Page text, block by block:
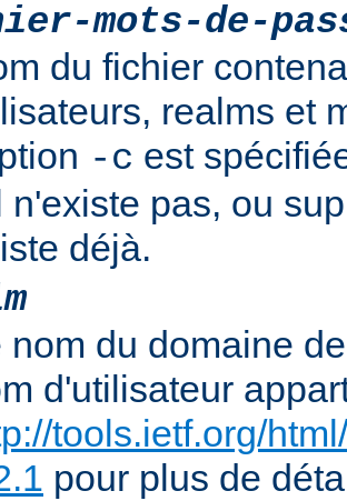
mots-de-
du fichier
realms et
-c est
n'existe pas, ou
déjà.
nom du domaine
d'utilisateur
tools.ietf.org/
pour plus de